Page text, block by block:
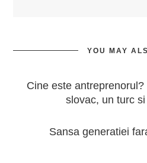
YOU MAY
Cine este
slovac, un turc
Sansa generatiei